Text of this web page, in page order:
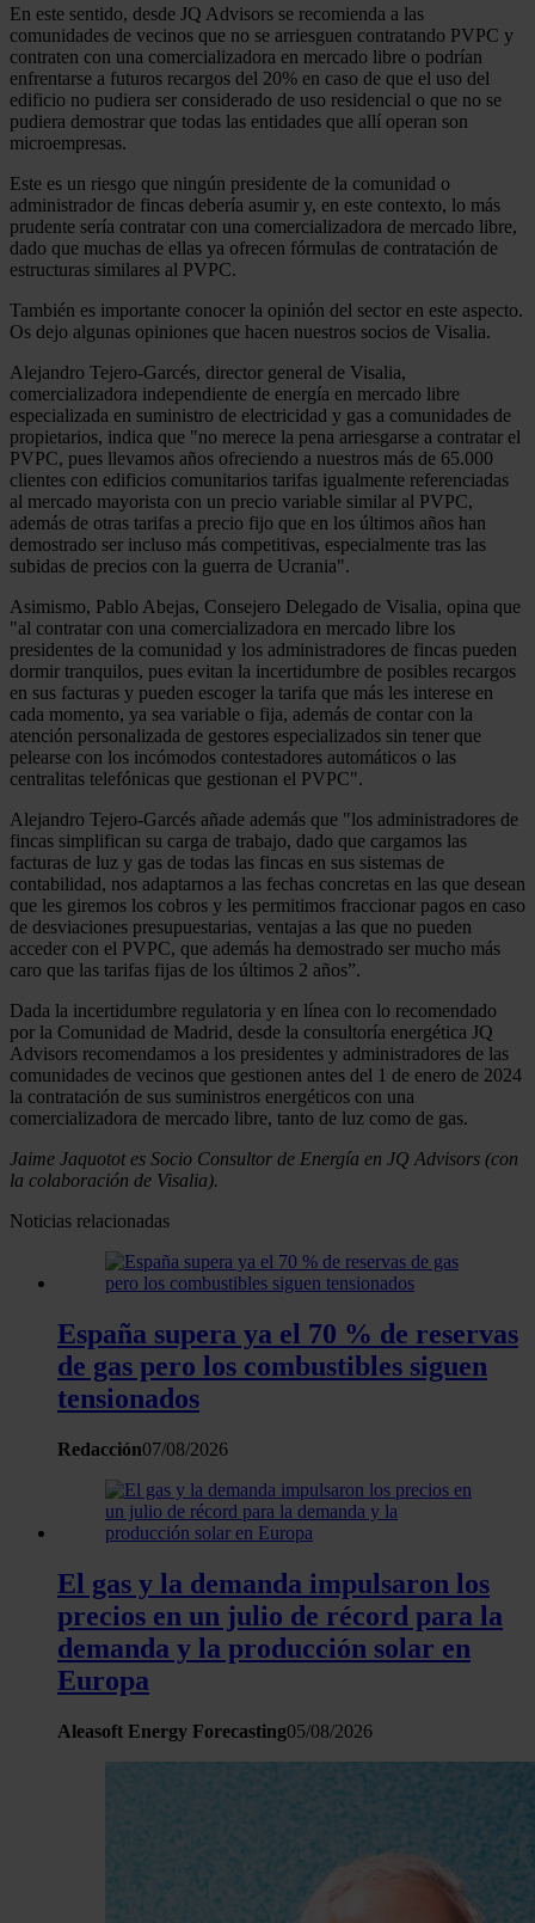
En este sentido, desde JQ Advisors se recomienda a las
comunidades de vecinos que no se arriesguen contratando PVPC y
contraten con una comercializadora en mercado libre o podrían
enfrentarse a futuros recargos del 20% en caso de que el uso del
edificio no pudiera ser considerado de uso residencial o que no se
pudiera demostrar que todas las entidades que allí operan son
microempresas.
Este es un riesgo que ningún presidente de la comunidad o
administrador de fincas debería asumir y, en este contexto, lo más
prudente sería contratar con una comercializadora de mercado libre,
dado que muchas de ellas ya ofrecen fórmulas de contratación de
estructuras similares al PVPC.
También es importante conocer la opinión del sector en este aspecto.
Os dejo algunas opiniones que hacen nuestros socios de Visalia.
Alejandro Tejero-Garcés, director general de Visalia,
comercializadora independiente de energía en mercado libre
especializada en suministro de electricidad y gas a comunidades de
propietarios, indica que "no merece la pena arriesgarse a contratar el
PVPC, pues llevamos años ofreciendo a nuestros más de 65.000
clientes con edificios comunitarios tarifas igualmente referenciadas
al mercado mayorista con un precio variable similar al PVPC,
además de otras tarifas a precio fijo que en los últimos años han
demostrado ser incluso más competitivas, especialmente tras las
subidas de precios con la guerra de Ucrania".
Asimismo, Pablo Abejas, Consejero Delegado de Visalia, opina que
"al contratar con una comercializadora en mercado libre los
presidentes de la comunidad y los administradores de fincas pueden
dormir tranquilos, pues evitan la incertidumbre de posibles recargos
en sus facturas y pueden escoger la tarifa que más les interese en
cada momento, ya sea variable o fija, además de contar con la
atención personalizada de gestores especializados sin tener que
pelearse con los incómodos contestadores automáticos o las
centralitas telefónicas que gestionan el PVPC".
Alejandro Tejero-Garcés añade además que "los administradores de
fincas simplifican su carga de trabajo, dado que cargamos las
facturas de luz y gas de todas las fincas en sus sistemas de
contabilidad, nos adaptarnos a las fechas concretas en las que desean
que les giremos los cobros y les permitimos fraccionar pagos en caso
de desviaciones presupuestarias, ventajas a las que no pueden
acceder con el PVPC, que además ha demostrado ser mucho más
caro que las tarifas fijas de los últimos 2 años”.
Dada la incertidumbre regulatoria y en línea con lo recomendado
por la Comunidad de Madrid, desde la consultoría energética JQ
Advisors recomendamos a los presidentes y administradores de las
comunidades de vecinos que gestionen antes del 1 de enero de 2024
la contratación de sus suministros energéticos con una
comercializadora de mercado libre, tanto de luz como de gas.
Jaime Jaquotot es Socio Consultor de Energía en JQ Advisors (con
la colaboración de Visalia).
Noticias relacionadas
España supera ya el 70 % de reservas
de gas pero los combustibles siguen
tensionados
Redacción07/08/2026
El gas y la demanda impulsaron los
precios en un julio de récord para la
demanda y la producción solar en
Europa
Aleasoft Energy Forecasting05/08/2026